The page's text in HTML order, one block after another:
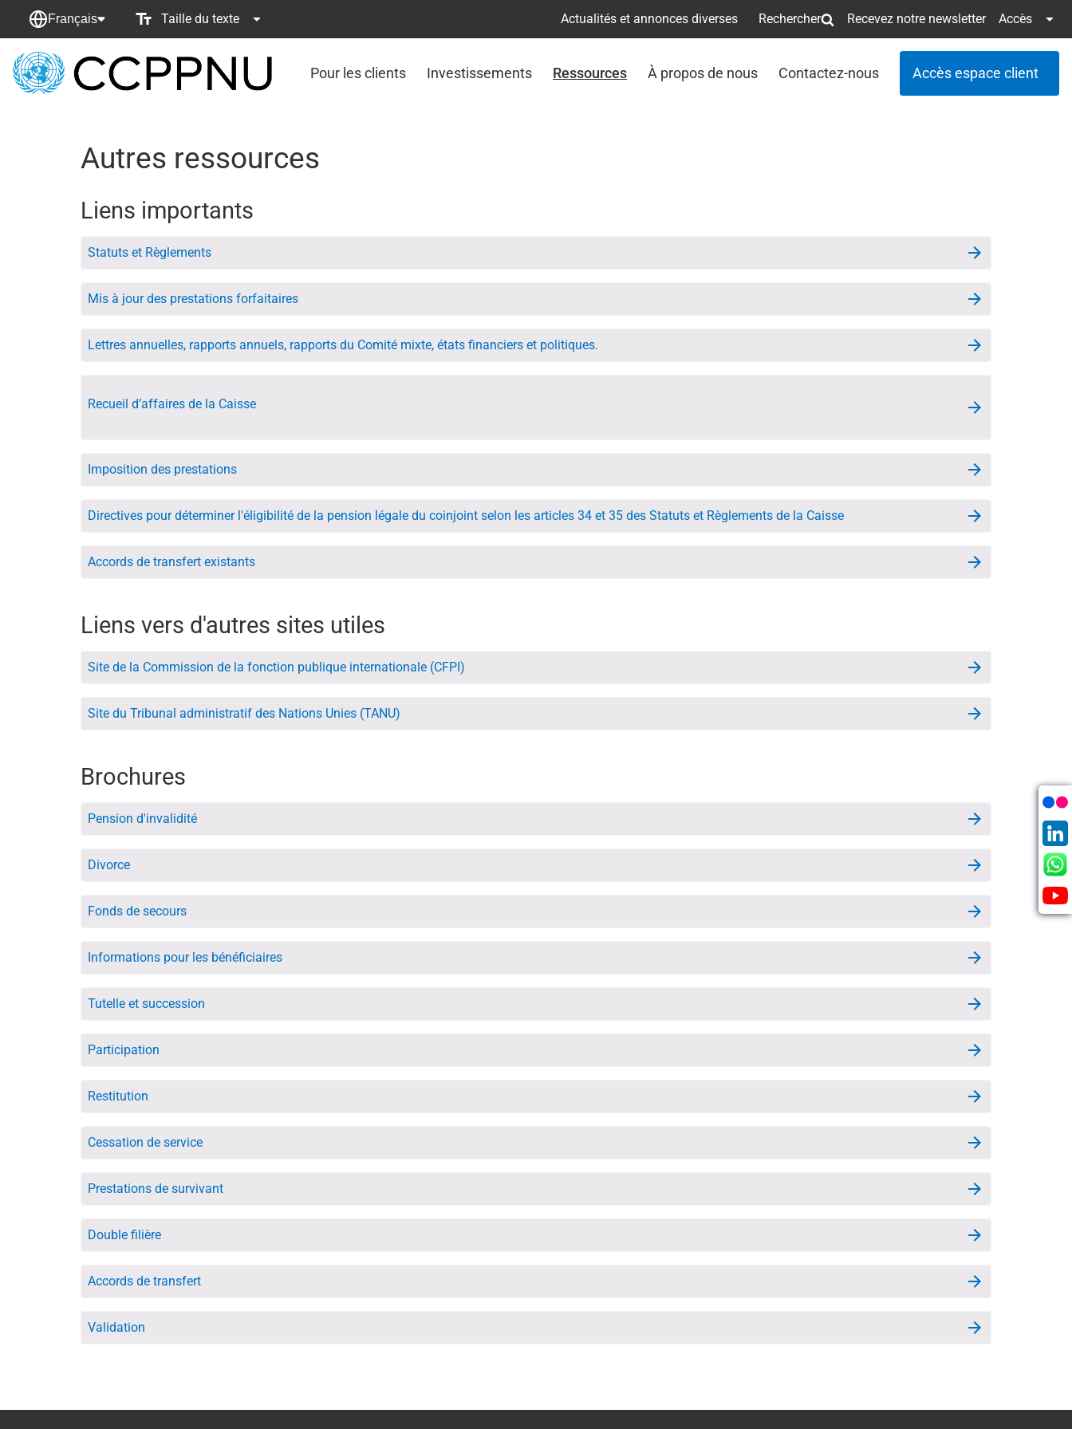
Français Taille du texte Actualités et annonces diverses Rechercher Recevez notre newsletter Accès
retour
Pour les clients Investissements Ressources À propos de nous Contactez-nous Accès espace client
Autres ressources
Liens importants
Statuts et Règlements
Mis à jour des prestations forfaitaires
Lettres annuelles, rapports annuels, rapports du Comité mixte, états financiers et politiques.
Recueil d’affaires de la Caisse
Imposition des prestations
Directives pour déterminer l'éligibilité de la pension légale du coinjoint selon les articles 34 et 35 des Statuts et Règlements de la Caisse
Accords de transfert existants
Liens vers d'autres sites utiles
Site de la Commission de la fonction publique internationale (CFPI)
Site du Tribunal administratif des Nations Unies (TANU)
Brochures
Pension d'invalidité
Divorce
Fonds de secours
Informations pour les bénéficiaires
Tutelle et succession
Participation
Restitution
Cessation de service
Prestations de survivant
Double filière
Accords de transfert
Validation